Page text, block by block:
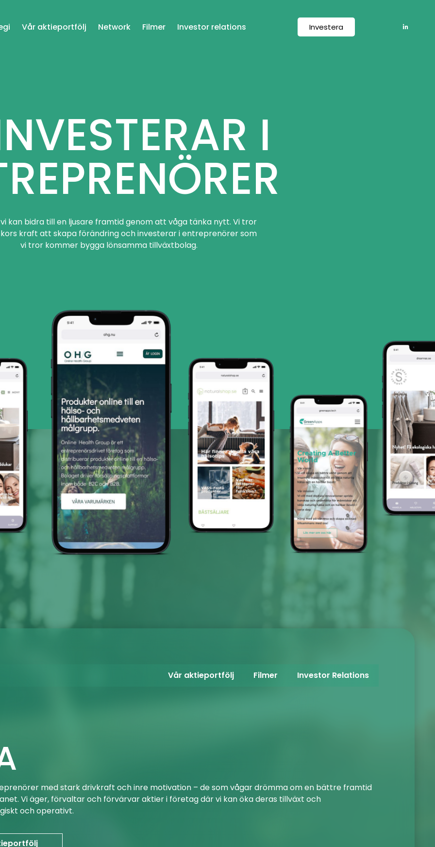
Vår aktieportfölj Network Filmer Investor relations Investera
I
kan bidra till en ljusare framtid genom att våga tänka nytt. Vi tror
kraft att skapa förändring och investerar i entreprenörer som
vi tror kommer bygga lönsamma tillväxtbolag.
Vår aktieportfölj Filmer Investor Relations
med stark drivkraft och inre motivation – de som vågar drömma om en bättre framtid
Vi äger, förvaltar och förvärvar aktier i företag där vi kan öka deras tillväxt och
och operativt.